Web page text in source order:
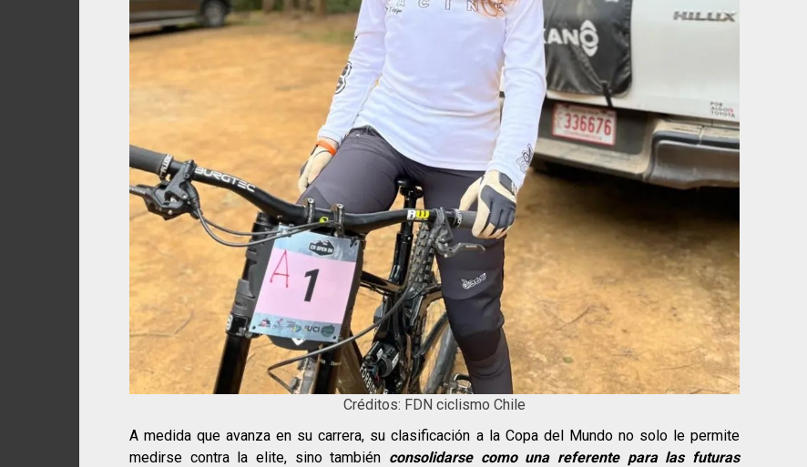
Créditos: FDN ciclismo Chile
A medida que avanza en su carrera, su clasificación a la Copa del Mundo no solo le permite
medirse contra la elite, sino también consolidarse como una referente para las futuras